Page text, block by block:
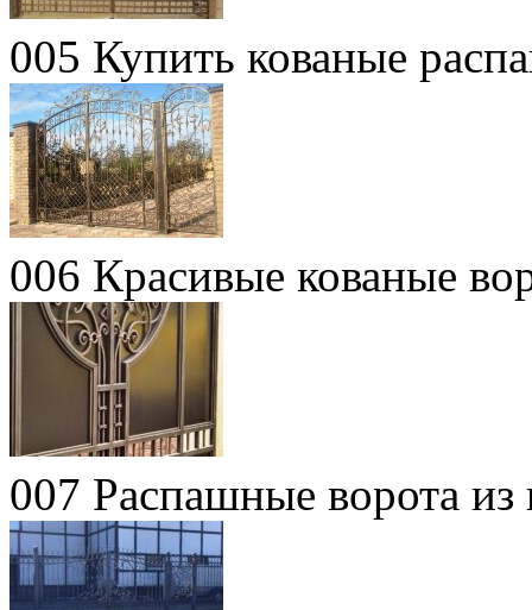
005 Купить кованые
006 Красивые кованые
007 Распашные ворота